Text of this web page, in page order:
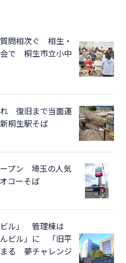
問相次ぐ 相生・
で 桐生市立小中
復旧まで当面運
桐生駅そば
ープン 埼玉の人気
コーそば
ル」 管理棟は
んビル」に 「旧平
る 夢チャレンジ